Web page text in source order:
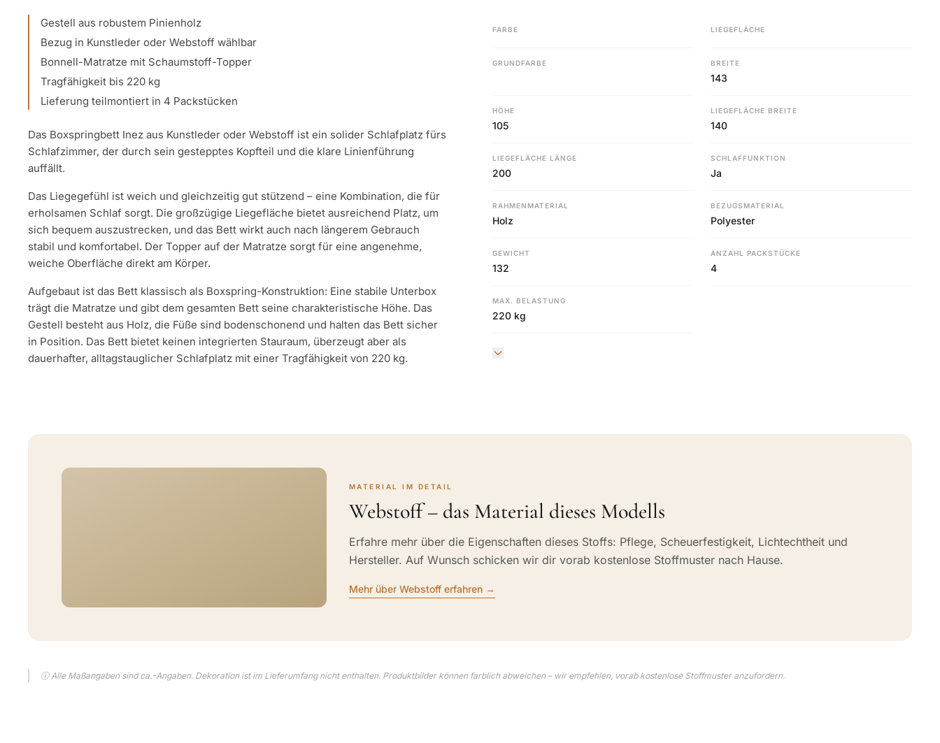
Gestell aus robustem Pinienholz
Bezug in Kunstleder oder Webstoff wählbar
Bonnell-Matratze mit Schaumstoff-Topper
Tragfähigkeit bis 220 kg
Lieferung teilmontiert in 4 Packstücken
Das Boxspringbett Inez aus Kunstleder oder Webstoff ist ein solider Schlafplatz fürs
Schlafzimmer, der durch sein gestepptes Kopfteil und die klare Linienführung
auffällt.
Das Liegegefühl ist weich und gleichzeitig gut stützend – eine Kombination, die für
erholsamen Schlaf sorgt. Die großzügige Liegefläche bietet ausreichend Platz, um
sich bequem auszustrecken, und das Bett wirkt auch nach längerem Gebrauch
stabil und komfortabel. Der Topper auf der Matratze sorgt für eine angenehme,
weiche Oberfläche direkt am Körper.
Aufgebaut ist das Bett klassisch als Boxspring-Konstruktion: Eine stabile Unterbox
trägt die Matratze und gibt dem gesamten Bett seine charakteristische Höhe. Das
Gestell besteht aus Holz, die Füße sind bodenschonend und halten das Bett sicher
in Position. Das Bett bietet keinen integrierten Stauraum, überzeugt aber als
dauerhafter, alltagstauglicher Schlafplatz mit einer Tragfähigkeit von 220 kg.
FARBE LIEGEFLÄCHE
GRUNDFARBE BREITE
143
HÖHE
105
LIEGEFLÄCHE BREITE
140
LIEGEFLÄCHE LÄNGE
200
SCHLAFFUNKTION
Ja
RAHMENMATERIAL
Holz
BEZUGSMATERIAL
Polyester
GEWICHT
132
ANZAHL PACKSTÜCKE
4
MAX. BELASTUNG
220 kg
MATERIAL IM DETAIL
Webstoff – das Material dieses Modells
Erfahre mehr über die Eigenschaften dieses Stoffs: Pflege, Scheuerfestigkeit, Lichtechtheit und
Hersteller. Auf Wunsch schicken wir dir vorab kostenlose Stoffmuster nach Hause.
Mehr über Webstoff erfahren →
ⓘ Alle Maßangaben sind ca.-Angaben. Dekoration ist im Lieferumfang nicht enthalten. Produktbilder können farblich abweichen – wir empfehlen, vorab kostenlose Stoffmuster anzufordern.